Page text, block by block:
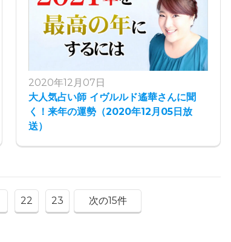
2020年12月07日
大人気占い師 イヴルルド遙華さんに聞
く！来年の運勢（2020年12月05日放
送）
22 23 次の15件